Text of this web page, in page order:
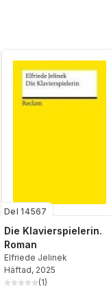
Del 14567
Die Klavierspielerin.
Roman
Elfriede Jelinek
Häftad, 2025
(1)